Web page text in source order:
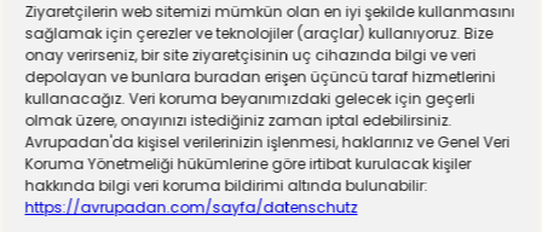
Ziyaretçilerin web sitemizi mümkün olan en iyi şekilde kullanmasını
sağlamak için çerezler ve teknolojiler (araçlar) kullanıyoruz. Bize
onay verirseniz, bir site ziyaretçisinin uç cihazında bilgi ve veri
depolayan ve bunlara buradan erişen üçüncü taraf hizmetlerini
kullanacağız. Veri koruma beyanımızdaki gelecek için geçerli
olmak üzere, onayınızı istediğiniz zaman iptal edebilirsiniz.
Avrupadan'da kişisel verilerinizin işlenmesi, haklarınız ve Genel Veri
Koruma Yönetmeliği hükümlerine göre irtibat kurulacak kişiler
hakkında bilgi veri koruma bildirimi altında bulunabilir:
https://avrupadan.com/sayfa/datenschutz